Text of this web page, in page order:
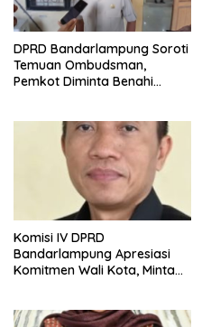
DPRD Bandarlampung Soroti
Temuan Ombudsman,
Pemkot Diminta Benahi
Komisi IV DPRD
Bandarlampung Apresiasi
Komitmen Wali Kota, Minta